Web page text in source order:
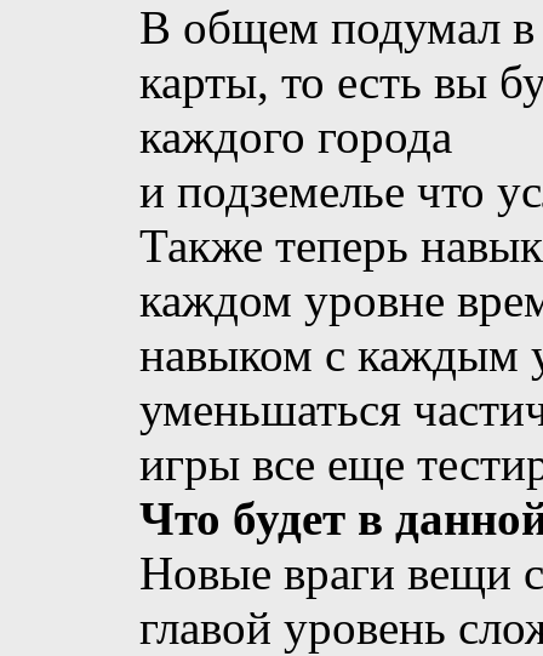
В общем подумал в
карты, то есть вы
каждого города
и подземелье что
Также теперь
каждом уровне
навыком с каждым
уменьшаться
игры все еще
Что будет в
Новые враги вещи
главой уровень